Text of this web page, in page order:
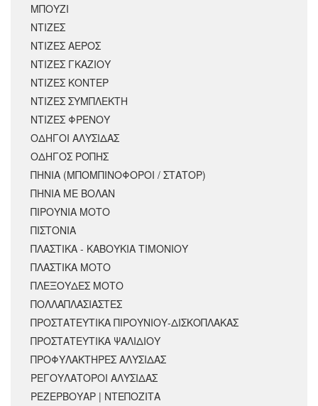
ΜΠΟΥΖΙ
ΝΤΙΖΕΣ
ΝΤΙΖΕΣ ΑΕΡΟΣ
ΝΤΙΖΕΣ ΓΚΑΖΙΟΥ
ΝΤΙΖΕΣ ΚΟΝΤΕΡ
ΝΤΙΖΕΣ ΣΥΜΠΛΕΚΤΗ
ΝΤΙΖΕΣ ΦΡΕΝΟΥ
ΟΔΗΓΟΙ ΑΛΥΣΙΔΑΣ
ΟΔΗΓΟΣ ΡΟΠΗΣ
ΠΗΝΙΑ (ΜΠΟΜΠΙΝΟΦΟΡΟΙ / ΣΤΑΤΟΡ)
ΠΗΝΙΑ ΜΕ ΒΟΛΑΝ
ΠΙΡΟΥΝΙΑ ΜΟΤΟ
ΠΙΣΤΟΝΙΑ
ΠΛΑΣΤΙΚΑ - ΚΑΒΟΥΚΙΑ ΤΙΜΟΝΙΟΥ
ΠΛΑΣΤΙΚΑ ΜΟΤΟ
ΠΛΕΞΟΥΔΕΣ ΜΟΤΟ
ΠΟΛΛΑΠΛΑΣΙΑΣΤΕΣ
ΠΡΟΣΤΑΤΕΥΤΙΚΑ ΠΙΡΟΥΝΙΟΥ-ΔΙΣΚΟΠΛΑΚΑΣ
ΠΡΟΣΤΑΤΕΥΤΙΚΑ ΨΑΛΙΔΙΟΥ
ΠΡΟΦΥΛΑΚΤΗΡΕΣ ΑΛΥΣΙΔΑΣ
ΡΕΓΟΥΛΑΤΟΡΟΙ ΑΛΥΣΙΔΑΣ
ΡΕΖΕΡΒΟΥΑΡ | ΝΤΕΠΟΖΙΤΑ